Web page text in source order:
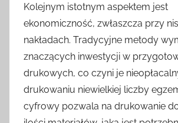
Kolejnym istotnym aspektem jest
ekonomiczność, zwłaszcza przy
nakładach. Tradycyjne metody
znaczących inwestycji w
drukowych, co czyni je
drukowaniu niewielkiej liczby
cyfrowy pozwala na drukowanie